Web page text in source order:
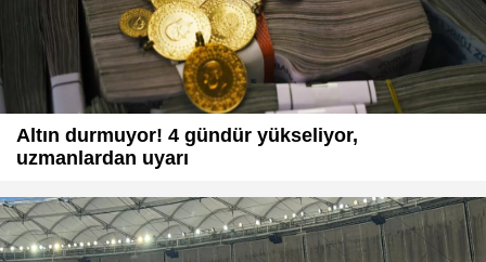
Altın durmuyor! 4 gündür yükseliyor,
uzmanlardan uyarı